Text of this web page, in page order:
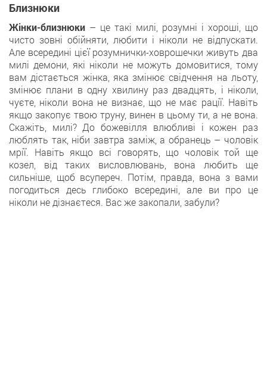
Близнюки
Жінки-близнюки – це такі милі, розумні і хороші, що
чисто зовні обійняти, любити і ніколи не відпускати.
Але всередині цієї розумнички-ховрошечки живуть два
милі демони, які ніколи не можуть домовитися, тому
вам дістається жінка, яка змінює свідчення на льоту,
змінює плани в одну хвилину раз двадцять, і ніколи,
чуєте, ніколи вона не визнає, що не має рації. Навіть
якщо закопує твою труну, винен в цьому ти, а не вона.
Скажіть, милі? До божевілля влюбливі і кожен раз
люблять так, ніби завтра заміж, а обранець – чоловік
мрії. Навіть якщо всі говорять, що чоловік той ще
козел, від таких висловлювань, вона любить ще
сильніше, щоб всупереч. Потім, правда, вона з вами
погодиться десь глибоко всередині, але ви про це
ніколи не дізнаєтеся. Вас же закопали, забули?